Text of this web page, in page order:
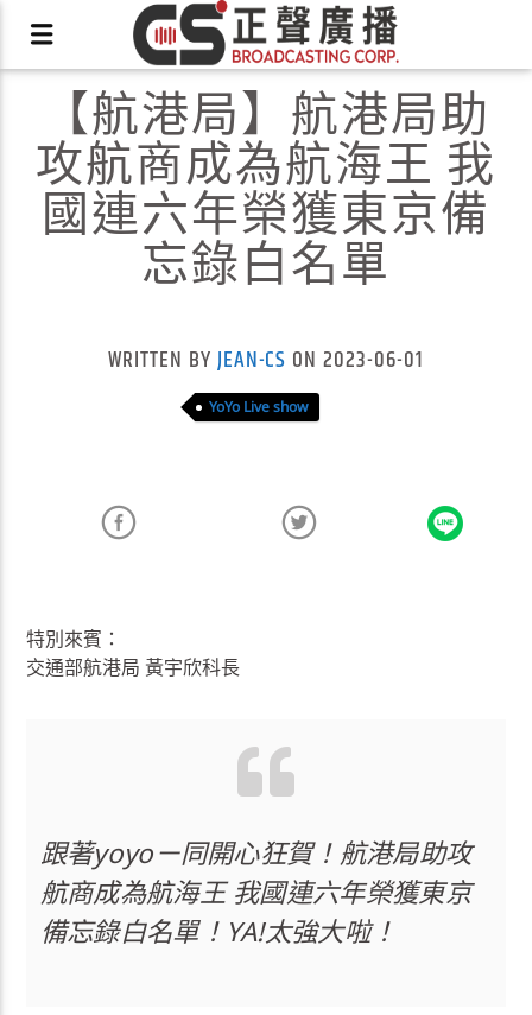
X
【航港局】航港局助
攻航商成為航海王 我
國連六年榮獲東京備
忘錄白名單
WRITTEN BY JEAN-CS ON 2023-06-01
YoYo Live show
特別來賓：
交通部航港局 黃宇欣科長
跟著yoyoㄧ同開心狂賀！航港局助攻
航商成為航海王 我國連六年榮獲東京
備忘錄白名單！YA!太強大啦！